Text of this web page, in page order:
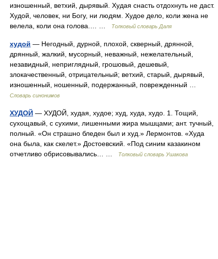
изношенный, ветхий, дырявый. Худая снасть отдохнуть не даст.
Худой, человек, ни Богу, ни людям. Худое дело, коли жена не
велела, коли она голова.… …
Толковый словарь Даля
худой — Негодный, дурной, плохой, скверный, дрянной,
дрянный, жалкий, мусорный, неважный, нежелательный,
незавидный, неприглядный, грошовый, дешевый,
злокачественный, отрицательный; ветхий, старый, дырявый,
изношенный, ношенный, подержанный, поврежденный …
Словарь синонимов
ХУДОЙ — ХУДОЙ, худая, худое; худ, худа, худо. 1. Тощий,
сухощавый, с сухими, лишенными жира мышцами; ант. тучный,
полный. «Он страшно бледен был и худ.» Лермонтов. «Худа
она была, как скелет.» Достоевский. «Под синим казакином
отчетливо обрисовывались… …
Толковый словарь Ушакова